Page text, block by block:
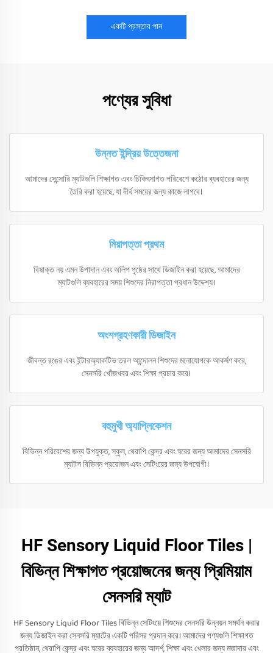
একটি প্রস্তাব পান
পণ্যের সুবিধা
উন্নত ইন্দ্রিয় উত্তেজনা
আমাদের সেন্সোরি ম্যাটগুলি শিক্ষাগত এবং চিকিৎসাগত পরিবেশে কঠোর ব্যবহারের জন্য
তৈরি করা হয়েছে, যা দীর্ঘ সময়ের জন্য কাজে লাগবে।
নিরাপত্তা প্রথম
বিষাক্ত নয় এমন উপাদান এবং অলিপ পৃষ্ঠের সাথে ডিজাইন করা হয়েছে, আমাদের
ম্যাটগুলি ব্যবহারের সময় শিশুদের নিরাপত্তা প্রধান উদ্দেশ্য।
অংশগ্রহণকারী ডিজাইন
জীবন্ত রঙের এবং ইন্টারঅ্যাকটিভ তরল আন্দোলন শিশুদের মনোযোগকে আকর্ষণ করে,
সেনসরি খোঁজখবর এবং শিক্ষা প্রচার করে।
বহুমুখী অ্যাপ্লিকেশন
বিভিন্ন পরিবেশের জন্য উপযুক্ত, স্কুল, থেরাপি কেন্দ্র এবং ঘরের জন্য আমাদের সেনসরি
ম্যাটস বিভিন্ন প্রয়োজন এবং সেটিংয়ের জন্য উপযোগী।
HF Sensory Liquid Floor Tiles |
বিভিন্ন শিক্ষাগত প্রয়োজনের জন্য প্রিমিয়াম
সেনসরি ম্যাট
HF Sensory Liquid Floor Tiles বিভিন্ন সেটিংয়ে শিশুদের সেনসরি উন্নয়ন সমর্থন করার
জন্য ডিজাইন করা সেনসরি ম্যাটের একটি পরিসর প্রদান করে। আমাদের পণ্যগুলি শিক্ষাগত
প্রতিষ্ঠান, থেরাপি কেন্দ্র এবং ঘরের ব্যবহারের জন্য আদর্শ, শিক্ষা এবং খেলার জন্য মজাদার এবং